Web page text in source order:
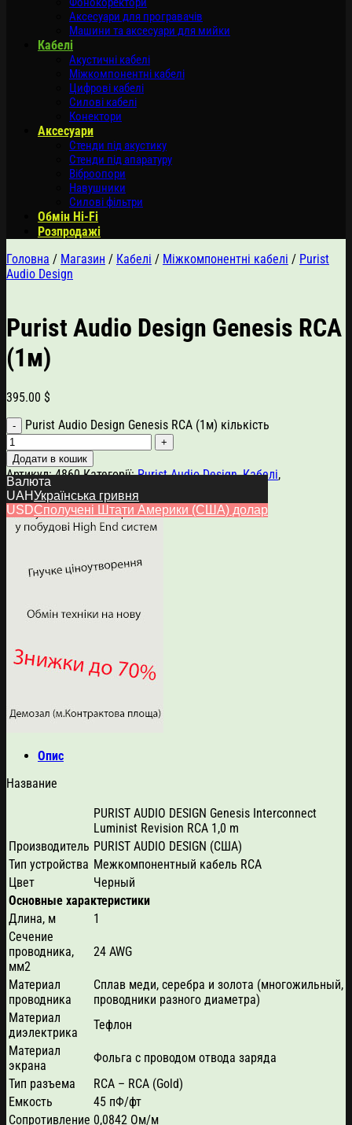
Аксесуари для програвачів
Машини та аксесуари для мийки
Кабелі
Акустичні кабелі
Міжкомпонентні кабелі
Цифрові кабелі
Силові кабелі
Конектори
Аксесуари
Стенди під акустику
Стенди під апаратуру
Віброопори
Навушники
Силові фільтри
Обмін Hi-Fi
Розпродажі
Головна / Магазин / Кабелі / Міжкомпонентні кабелі / Purist
Audio Design
Purist Audio Design Genesis RCA
(1м)
395.00 $
Purist Audio Design Genesis RCA (1м) кількість
Додати в кошик
Артикул:4860 Категорії:Purist Audio Design,Кабелі,
Міжкомпонентні кабелі
Опис
Название
PURIST AUDIO DESIGN Genesis Interconnect
Luminist Revision RCA 1,0 m
Производитель PURIST AUDIO DESIGN (США)
Тип устройства Межкомпонентный кабель RCA
Цвет
Черный
Основные характеристики
Длина, м
1
Сечение
проводника,
мм2
24 AWG
Материал
проводника
Сплав меди, серебра и золота (многожильный,
проводники разного диаметра)
Материал
диэлектрика
Тефлон
Материал
экрана
Фольга с проводом отвода заряда
Тип разъема
RCA – RCA (Gold)
Емкость
45 пФ/фт
Сопротивление 0,0842 Ом/м
Валюта
UAHУкраїнська гривня
USDСполучені Штати Америки (США) долар